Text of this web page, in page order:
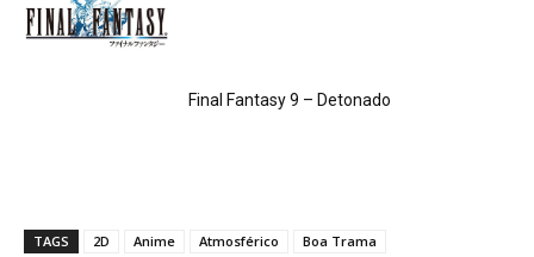
Final Fantasy 9 – Detonado
TAGS 2D Anime Atmosférico
Boa Trama